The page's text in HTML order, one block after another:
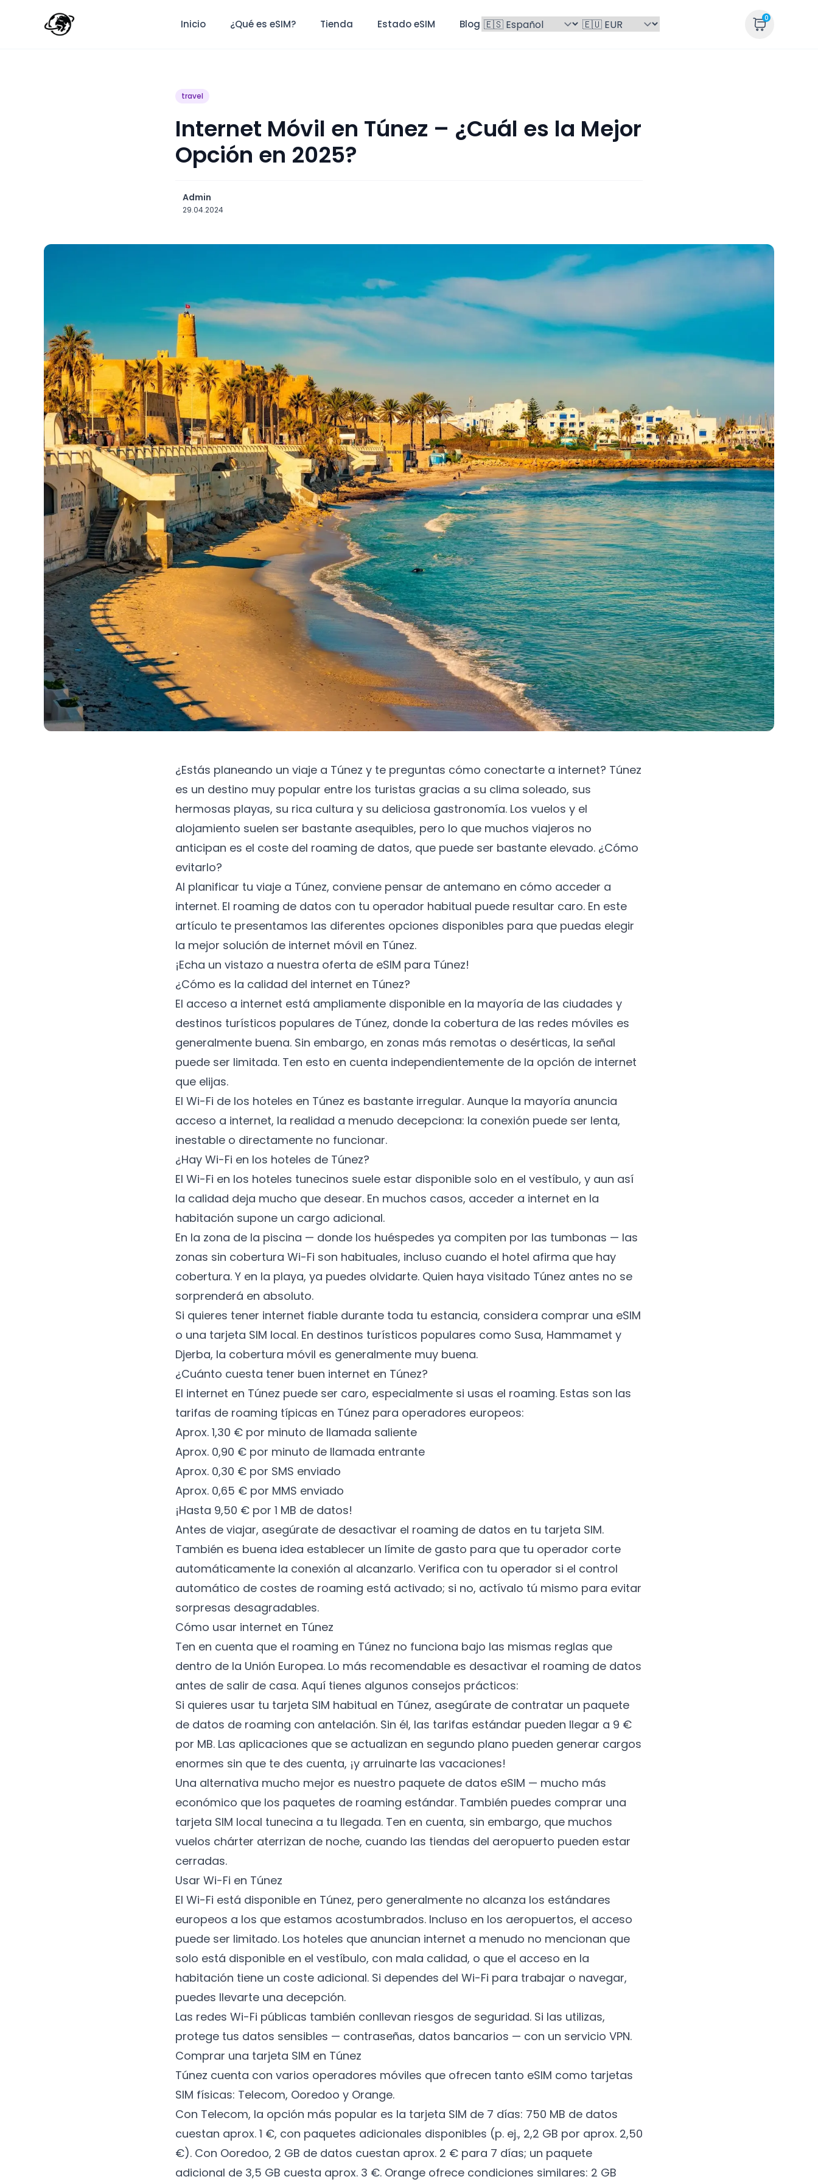
Inicio ¿Qué es eSIM? Tienda Estado eSIM Blog FAQ 0
travel
Internet Móvil en Túnez – ¿Cuál es la Mejor
Opción en 2025?
Admin
29.04.2024
¿Estás planeando un viaje a Túnez y te preguntas cómo conectarte a internet? Túnez
es un destino muy popular entre los turistas gracias a su clima soleado, sus
hermosas playas, su rica cultura y su deliciosa gastronomía. Los vuelos y el
alojamiento suelen ser bastante asequibles, pero lo que muchos viajeros no
anticipan es el coste del roaming de datos, que puede ser bastante elevado. ¿Cómo
evitarlo?
Al planificar tu viaje a Túnez, conviene pensar de antemano en cómo acceder a
internet. El roaming de datos con tu operador habitual puede resultar caro. En este
artículo te presentamos las diferentes opciones disponibles para que puedas elegir
la mejor solución de internet móvil en Túnez.
¡Echa un vistazo a nuestra oferta de eSIM para Túnez!
¿Cómo es la calidad del internet en Túnez?
El acceso a internet está ampliamente disponible en la mayoría de las ciudades y
destinos turísticos populares de Túnez, donde la cobertura de las redes móviles es
generalmente buena. Sin embargo, en zonas más remotas o desérticas, la señal
puede ser limitada. Ten esto en cuenta independientemente de la opción de internet
que elijas.
El Wi-Fi de los hoteles en Túnez es bastante irregular. Aunque la mayoría anuncia
acceso a internet, la realidad a menudo decepciona: la conexión puede ser lenta,
inestable o directamente no funcionar.
¿Hay Wi-Fi en los hoteles de Túnez?
El Wi-Fi en los hoteles tunecinos suele estar disponible solo en el vestíbulo, y aun así
la calidad deja mucho que desear. En muchos casos, acceder a internet en la
habitación supone un cargo adicional.
En la zona de la piscina — donde los huéspedes ya compiten por las tumbonas — las
zonas sin cobertura Wi-Fi son habituales, incluso cuando el hotel afirma que hay
cobertura. Y en la playa, ya puedes olvidarte. Quien haya visitado Túnez antes no se
sorprenderá en absoluto.
Si quieres tener internet fiable durante toda tu estancia, considera comprar una eSIM
o una tarjeta SIM local. En destinos turísticos populares como Susa, Hammamet y
Djerba, la cobertura móvil es generalmente muy buena.
¿Cuánto cuesta tener buen internet en Túnez?
El internet en Túnez puede ser caro, especialmente si usas el roaming. Estas son las
tarifas de roaming típicas en Túnez para operadores europeos:
Aprox. 1,30 € por minuto de llamada saliente
Aprox. 0,90 € por minuto de llamada entrante
Aprox. 0,30 € por SMS enviado
Aprox. 0,65 € por MMS enviado
¡Hasta 9,50 € por 1 MB de datos!
Antes de viajar, asegúrate de desactivar el roaming de datos en tu tarjeta SIM.
También es buena idea establecer un límite de gasto para que tu operador corte
automáticamente la conexión al alcanzarlo. Verifica con tu operador si el control
automático de costes de roaming está activado; si no, actívalo tú mismo para evitar
sorpresas desagradables.
Cómo usar internet en Túnez
Ten en cuenta que el roaming en Túnez no funciona bajo las mismas reglas que
dentro de la Unión Europea. Lo más recomendable es desactivar el roaming de datos
antes de salir de casa. Aquí tienes algunos consejos prácticos:
Si quieres usar tu tarjeta SIM habitual en Túnez, asegúrate de contratar un paquete
de datos de roaming con antelación. Sin él, las tarifas estándar pueden llegar a 9 €
por MB. Las aplicaciones que se actualizan en segundo plano pueden generar cargos
enormes sin que te des cuenta, ¡y arruinarte las vacaciones!
Una alternativa mucho mejor es nuestro paquete de datos eSIM — mucho más
económico que los paquetes de roaming estándar. También puedes comprar una
tarjeta SIM local tunecina a tu llegada. Ten en cuenta, sin embargo, que muchos
vuelos chárter aterrizan de noche, cuando las tiendas del aeropuerto pueden estar
cerradas.
Usar Wi-Fi en Túnez
El Wi-Fi está disponible en Túnez, pero generalmente no alcanza los estándares
europeos a los que estamos acostumbrados. Incluso en los aeropuertos, el acceso
puede ser limitado. Los hoteles que anuncian internet a menudo no mencionan que
solo está disponible en el vestíbulo, con mala calidad, o que el acceso en la
habitación tiene un coste adicional. Si dependes del Wi-Fi para trabajar o navegar,
puedes llevarte una decepción.
Las redes Wi-Fi públicas también conllevan riesgos de seguridad. Si las utilizas,
protege tus datos sensibles — contraseñas, datos bancarios — con un servicio VPN.
Comprar una tarjeta SIM en Túnez
Túnez cuenta con varios operadores móviles que ofrecen tanto eSIM como tarjetas
SIM físicas: Telecom, Ooredoo y Orange.
Con Telecom, la opción más popular es la tarjeta SIM de 7 días: 750 MB de datos
cuestan aprox. 1 €, con paquetes adicionales disponibles (p. ej., 2,2 GB por aprox. 2,50
€). Con Ooredoo, 2 GB de datos cuestan aprox. 2 € para 7 días; un paquete
adicional de 3,5 GB cuesta aprox. 3 €. Orange ofrece condiciones similares: 2 GB